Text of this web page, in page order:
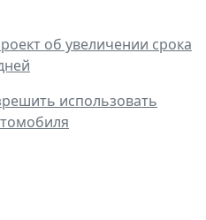
об увеличении срока
использовать